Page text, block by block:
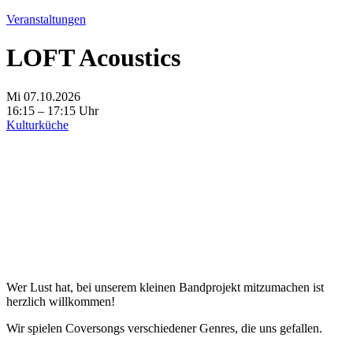
Veranstaltungen
LOFT Acoustics
Mi 07.10.2026
16:15 – 17:15 Uhr
Kulturküche
Wer Lust hat, bei unserem kleinen Bandprojekt mitzumachen ist
herzlich willkommen!
Wir spielen Coversongs verschiedener Genres, die uns gefallen.